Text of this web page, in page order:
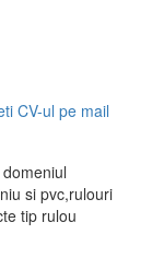
CV-ul pe mail
si pvc,rulouri
tip rulou